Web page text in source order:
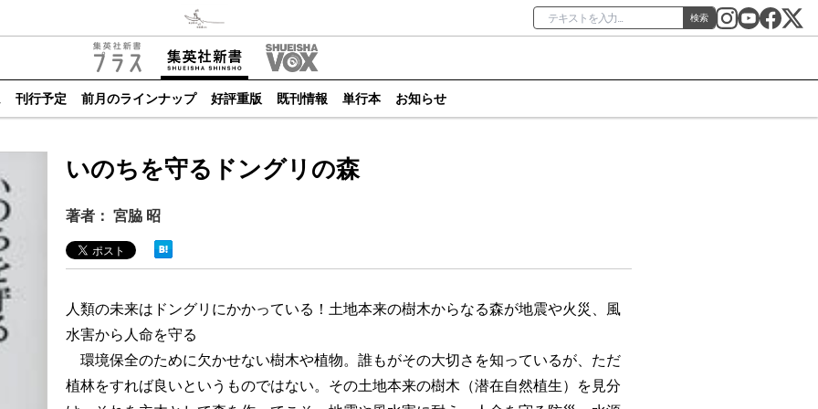
検索
刊行予定 前月のラインナップ 好評重版 既刊情報 単行本 お知らせ
いのちを守るドングリの森
著者： 宮脇 昭
人類の未来はドングリにかかっている！土地本来の樹木からなる森が地震や火災、風
水害から人命を守る
環境保全のために欠かせない樹木や植物。誰もがその大切さを知っているが、ただ
植林をすれば良いというものではない。その土地本来の樹木（潜在自然植生）を見分